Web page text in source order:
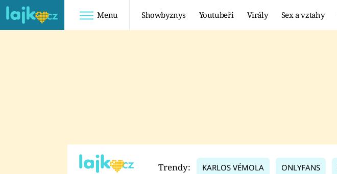
Menu Showbyznys Youtubeři Virály Sex a vztahy
TADEÁŠ KUBĚNKA
DATEL
Trendy: KARLOS VÉMOLA ONLYFANS